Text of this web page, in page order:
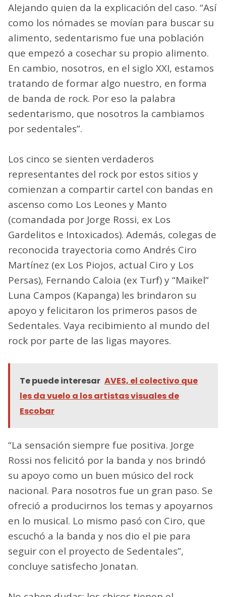
Alejando quien da la explicación del caso. “Así
como los nómades se movían para buscar su
alimento, sedentarismo fue una población
que empezó a cosechar su propio alimento.
En cambio, nosotros, en el siglo XXI, estamos
tratando de formar algo nuestro, en forma
de banda de rock. Por eso la palabra
sedentarismo, que nosotros la cambiamos
por sedentales”.
Los cinco se sienten verdaderos
representantes del rock por estos sitios y
comienzan a compartir cartel con bandas en
ascenso como Los Leones y Manto
(comandada por Jorge Rossi, ex Los
Gardelitos e Intoxicados). Además, colegas de
reconocida trayectoria como Andrés Ciro
Martínez (ex Los Piojos, actual Ciro y Los
Persas), Fernando Caloia (ex Turf) y “Maikel”
Luna Campos (Kapanga) les brindaron su
apoyo y felicitaron los primeros pasos de
Sedentales. Vaya recibimiento al mundo del
rock por parte de las ligas mayores.
Te puede interesar AVES, el colectivo que
les da vuelo a los artistas visuales de
Escobar
“La sensación siempre fue positiva. Jorge
Rossi nos felicitó por la banda y nos brindó
su apoyo como un buen músico del rock
nacional. Para nosotros fue un gran paso. Se
ofreció a producirnos los temas y apoyarnos
en lo musical. Lo mismo pasó con Ciro, que
escuchó a la banda y nos dio el pie para
seguir con el proyecto de Sedentales”,
concluye satisfecho Jonatan.